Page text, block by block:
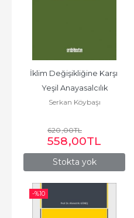
Stokta yok
İklim Değişikliğine Karşı
Yeşil Anayasalcılık
Serkan Köybaşı
620,00TL
558,00TL
-%10